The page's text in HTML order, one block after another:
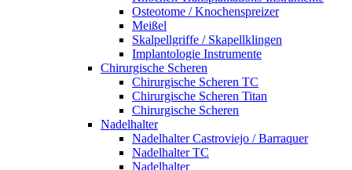
Osteotome / Knochenspreizer
Meißel
Skalpellgriffe / Skapellklingen
Implantologie Instrumente
Chirurgische Scheren
Chirurgische Scheren TC
Chirurgische Scheren Titan
Chirurgische Scheren
Nadelhalter
Nadelhalter Castroviejo / Barraquer
Nadelhalter TC
Nadelhalter